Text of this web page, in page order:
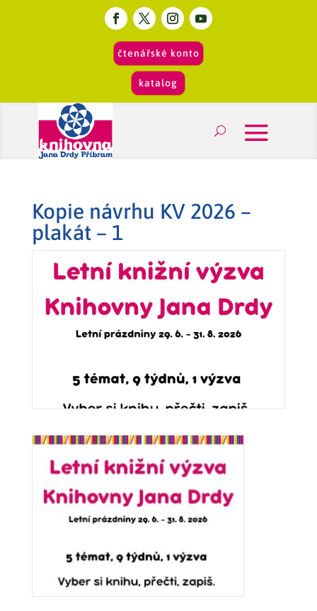
čtenářské konto
katalog
Kopie návrhu KV 2026 –
plakát – 1